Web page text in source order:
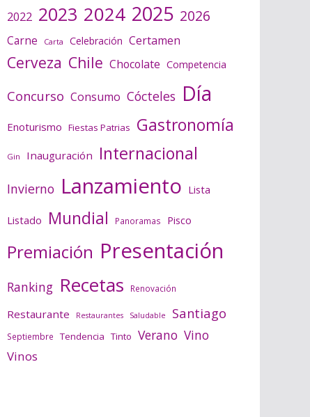
2022 2023 2024 2025 2026
Carne Carta Celebración Certamen
Cerveza Chile Chocolate Competencia
Concurso Consumo Cócteles Día
Enoturismo Fiestas Patrias Gastronomía
Gin Inauguración Internacional
Invierno Lanzamiento Lista
Listado Mundial Panoramas Pisco
Premiación Presentación
Ranking Recetas Renovación
Restaurante Restaurantes Saludable Santiago
Septiembre Tendencia Tinto Verano Vino
Vinos